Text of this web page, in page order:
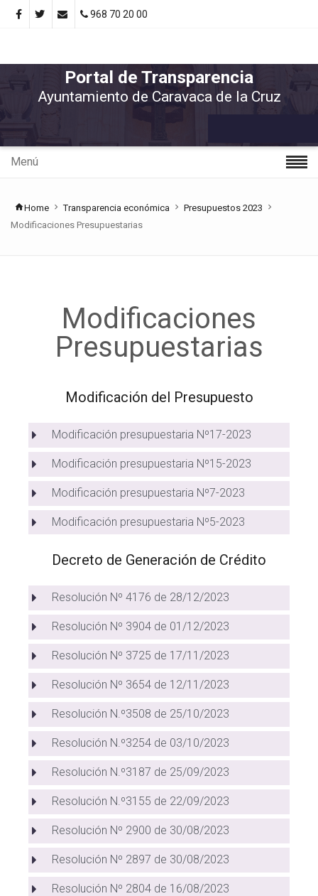
968 70 20 00
Portal de Transparencia
Ayuntamiento de Caravaca de la Cruz
Menú
Home Transparencia económica
Presupuestos 2023
Modificaciones Presupuestarias
Modificaciones
Presupuestarias
Modificación del Presupuesto
Modificación presupuestaria Nº17-2023
Modificación presupuestaria Nº15-2023
Modificación presupuestaria Nº7-2023
Modificación presupuestaria Nº5-2023
Decreto de Generación de Crédito
Resolución Nº 4176 de 28/12/2023
Resolución Nº 3904 de 01/12/2023
Resolución Nº 3725 de 17/11/2023
Resolución Nº 3654 de 12/11/2023
Resolución N.º3508 de 25/10/2023
Resolución N.º3254 de 03/10/2023
Resolución N.º3187 de 25/09/2023
Resolución N.º3155 de 22/09/2023
Resolución Nº 2900 de 30/08/2023
Resolución Nº 2897 de 30/08/2023
Resolución Nº 2804 de 16/08/2023